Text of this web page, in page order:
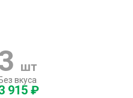
шт
Без вкуса
915 ₽